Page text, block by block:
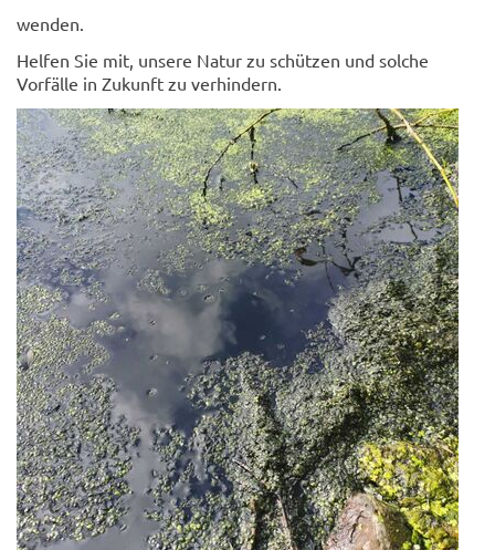
wenden.
Helfen Sie mit, unsere Natur zu schützen und solche
Vorfälle in Zukunft zu verhindern.